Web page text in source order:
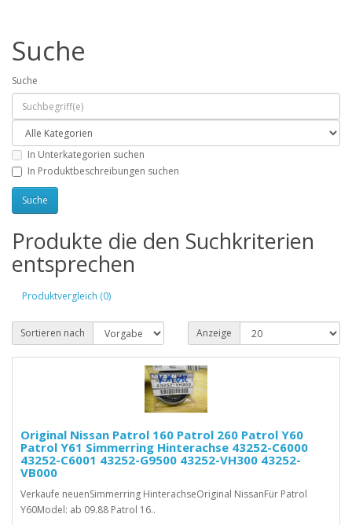
Suche
Suche
In Unterkategorien suchen
In Produktbeschreibungen suchen
Produkte die den Suchkriterien
entsprechen
Produktvergleich (0)
Sortieren nach Anzeige
Original Nissan Patrol 160 Patrol 260 Patrol Y60
Patrol Y61 Simmerring Hinterachse 43252-C6000
43252-C6001 43252-G9500 43252-VH300 43252-
VB000
Verkaufe neuenSimmerring HinterachseOriginal NissanFür Patrol
Y60Model: ab 09.88 Patrol 16..